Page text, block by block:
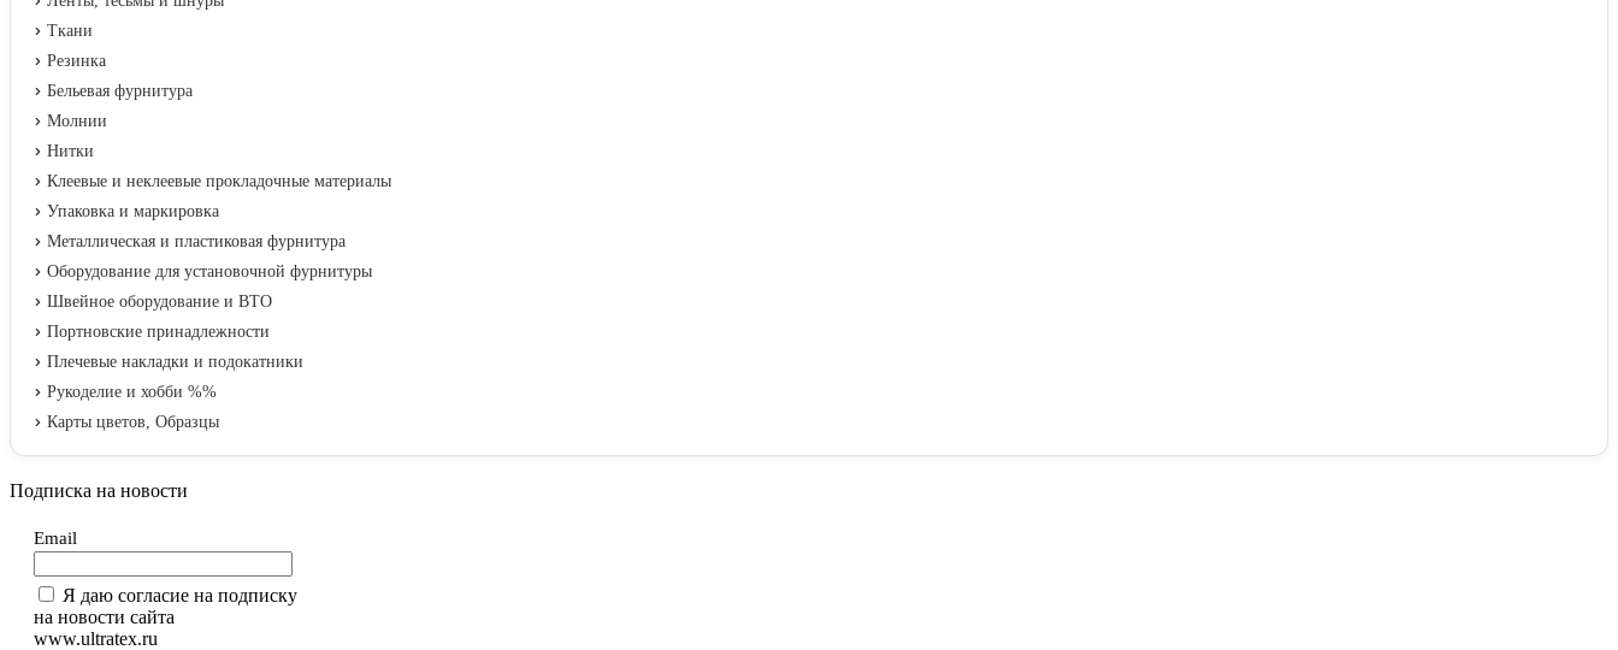
Ткани
Резинка
Бельевая фурнитура
Молнии
Нитки
Клеевые и неклеевые прокладочные материалы
Упаковка и маркировка
Металлическая и пластиковая фурнитура
Оборудование для установочной фурнитуры
Швейное оборудование и ВТО
Портновские принадлежности
Плечевые накладки и подокатники
Рукоделие и хобби %%
Карты цветов, Образцы
Подписка на новости
Email
Я даю согласие на подписку
на новости сайта
www.ultratex.ru